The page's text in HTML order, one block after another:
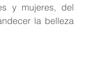
y mujeres, del
la belleza